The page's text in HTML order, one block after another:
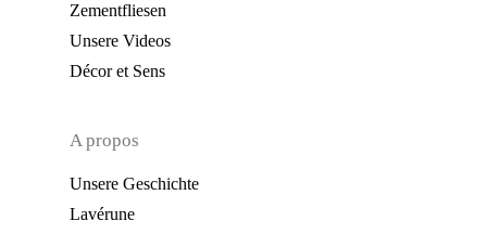
Zementfliesen
Unsere Videos
Décor et Sens
A propos
Unsere Geschichte
Lavérune